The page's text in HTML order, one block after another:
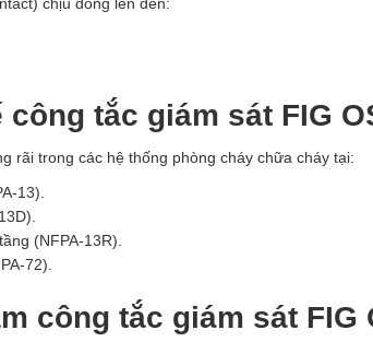
tắc giám sát FIG
rãi trong các hệ thống phòng cháy chữa cháy tại:
13).
(NFPA-13R).
72).
công tắc giám sát FIG